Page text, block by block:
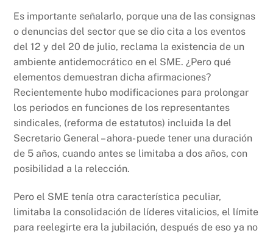
Es importante señalarlo, porque una de las consignas
o denuncias del sector que se dio cita a los eventos
del 12 y del 20 de julio, reclama la existencia de un
ambiente antidemocrático en el SME. ¿Pero qué
elementos demuestran dicha afirmaciones?
Recientemente hubo modificaciones para prolongar
los periodos en funciones de los representantes
sindicales, (reforma de estatutos) incluida la del
Secretario General – ahora- puede tener una duración
de 5 años, cuando antes se limitaba a dos años, con
posibilidad a la relección.
Pero el SME tenía otra característica peculiar,
limitaba la consolidación de líderes vitalicios, el límite
para reelegirte era la jubilación, después de eso ya no